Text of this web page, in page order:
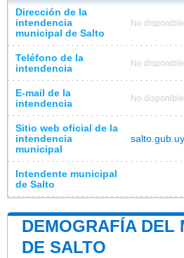
Dirección de la
intendencia
municipal de Salto
No disponible
Teléfono de la
intendencia
No disponible
E-mail de la
intendencia
No disponible
Sitio web oficial de la
intendencia
municipal
Intendente municipal
de Salto
DEMOGRAFÍA DEL
DE SALTO